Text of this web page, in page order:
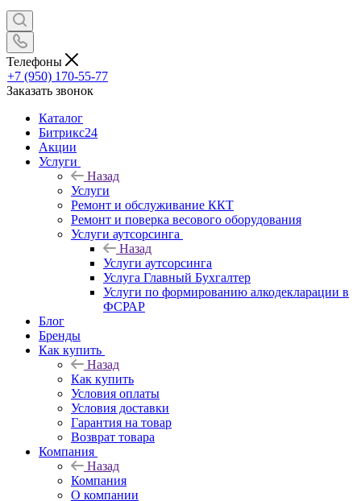
Телефоны
+7 (950) 170-55-77
Заказать звонок
Каталог
Битрикс24
Акции
Услуги
Назад
Услуги
Ремонт и обслуживание ККТ
Ремонт и поверка весового оборудования
Услуги аутсорсинга
Назад
Услуги аутсорсинга
Услуга Главный Бухгалтер
Услуги по формированию алкодекларации в
ФСРАР
Блог
Бренды
Как купить
Назад
Как купить
Условия оплаты
Условия доставки
Гарантия на товар
Возврат товара
Компания
Назад
Компания
О компании